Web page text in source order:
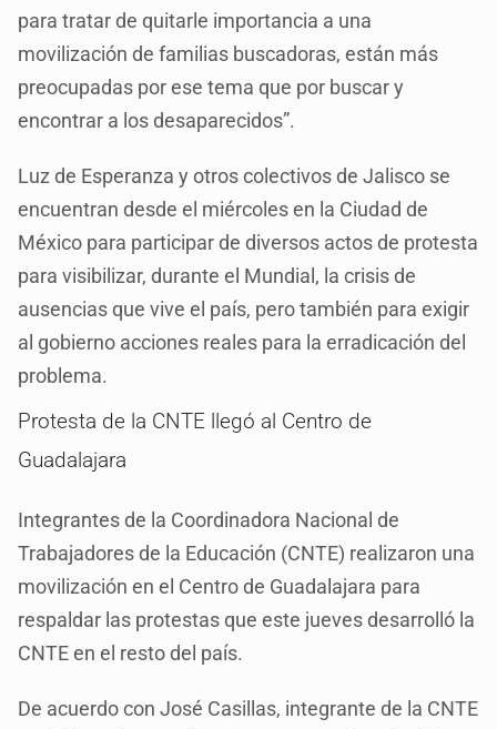
para tratar de quitarle importancia a una
movilización de familias buscadoras, están más
preocupadas por ese tema que por buscar y
encontrar a los desaparecidos”.
Luz de Esperanza y otros colectivos de Jalisco se
encuentran desde el miércoles en la Ciudad de
México para participar de diversos actos de protesta
para visibilizar, durante el Mundial, la crisis de
ausencias que vive el país, pero también para exigir
al gobierno acciones reales para la erradicación del
problema.
Protesta de la CNTE llegó al Centro de
Guadalajara
Integrantes de la Coordinadora Nacional de
Trabajadores de la Educación (CNTE) realizaron una
movilización en el Centro de Guadalajara para
respaldar las protestas que este jueves desarrolló la
CNTE en el resto del país.
De acuerdo con José Casillas, integrante de la CNTE